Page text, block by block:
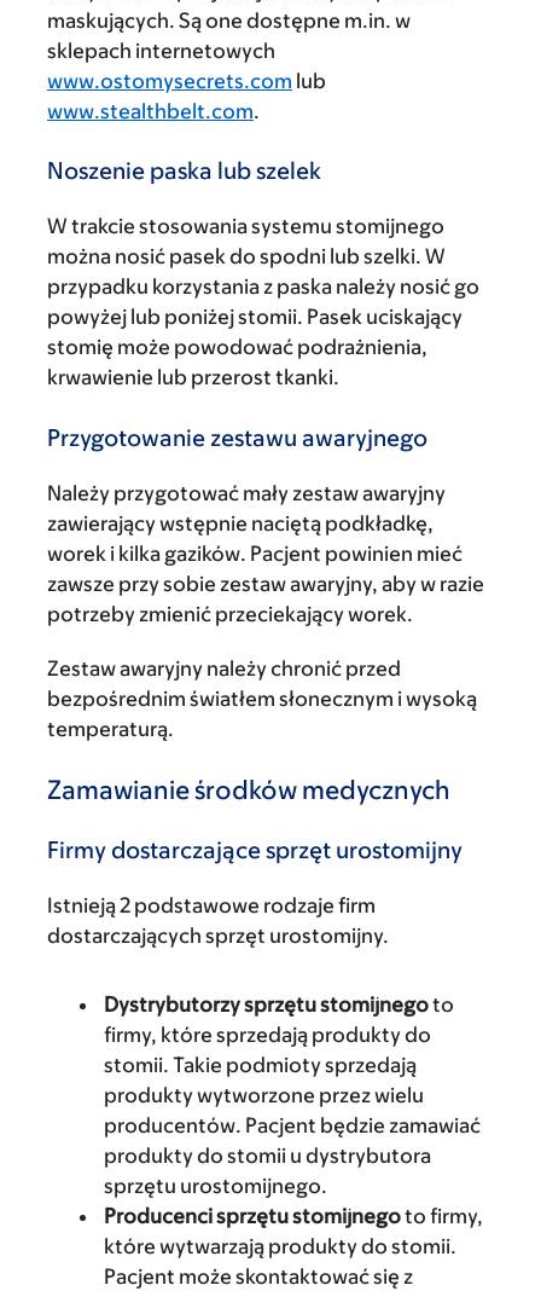
maskujących. Są one dostępne m.in. w
sklepach internetowych
www.ostomysecrets.com lub
www.stealthbelt.com.
Noszenie paska lub szelek
W trakcie stosowania systemu stomijnego
można nosić pasek do spodni lub szelki. W
przypadku korzystania z paska należy nosić go
powyżej lub poniżej stomii. Pasek uciskający
stomię może powodować podrażnienia,
krwawienie lub przerost tkanki.
Przygotowanie zestawu awaryjnego
Należy przygotować mały zestaw awaryjny
zawierający wstępnie naciętą podkładkę,
worek i kilka gazików. Pacjent powinien mieć
zawsze przy sobie zestaw awaryjny, aby w razie
potrzeby zmienić przeciekający worek.
Zestaw awaryjny należy chronić przed
bezpośrednim światłem słonecznym i wysoką
temperaturą.
Zamawianie środków medycznych
Firmy dostarczające sprzęt urostomijny
Istnieją 2 podstawowe rodzaje firm
dostarczających sprzęt urostomijny.
Dystrybutorzy sprzętu stomijnegoto
firmy, które sprzedają produkty do
stomii. Takie podmioty sprzedają
produkty wytworzone przez wielu
producentów. Pacjent będzie zamawiać
produkty do stomii u dystrybutora
sprzętu urostomijnego.
Producenci sprzętu stomijnegoto firmy,
które wytwarzają produkty do stomii.
Pacjent może skontaktować się z